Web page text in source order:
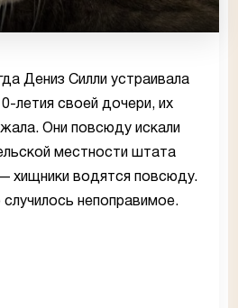
Дениз Силли устраивала
летия своей дочери, их
Они повсюду искали
местности штата
хищники водятся повсюду.
непоправимое.